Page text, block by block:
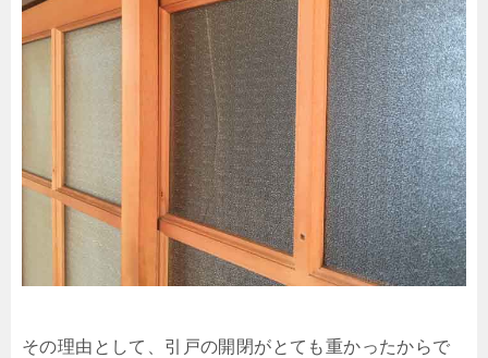
その理由として、引戸の開閉がとても重かったからで